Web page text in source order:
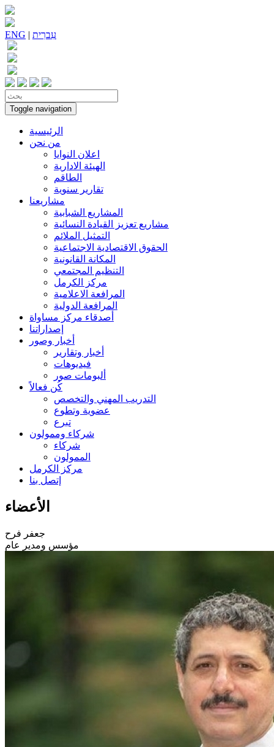
ENG | עִברִית
Toggle navigation
الرئيسية
من نحن
اعلان النوايا
الهيئة الادارية
الطاقم
تقارير سنوية
مشاريعنا
المشاريع الشبابية
مشاريع تعزيز القيادة النسائية
التمثيل الملائم
الحقوق الاقتصادية الاجتماعية
المكانة القانونية
التنظيم المجتمعي
مركز الكرمل
المرافعة الاعلامية
المرافعة الدولية
أصدقاء مركز مساواة
إصداراتنا
أخبار وصور
أخبار وتقارير
فيديوهات
ألبومات صور
كُن فعالاً
التدريب المهني والتخصص
عضوية وتطوع
تبرع
شركاء وممولون
شركاء
الممولون
مركز الكرمل
إتصل بنا
الأعضاء
جعفر فرح
مؤسس ومدير عام